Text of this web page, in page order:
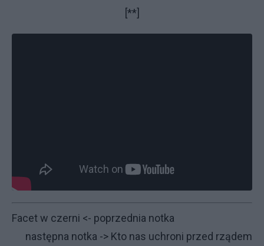
[**]
Facet w czerni <- poprzednia notka
następna notka -> Kto nas uchroni przed rządem